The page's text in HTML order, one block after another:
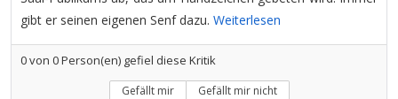
gibt er seinen eigenen Senf dazu. Weiterlesen
0von 0Person(en) gefiel diese Kritik
Gefällt mir Gefällt mir nicht